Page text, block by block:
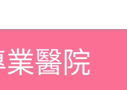
醫院